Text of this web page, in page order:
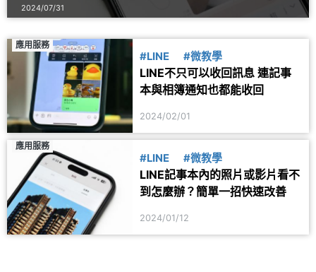
2024/07/31
應用服務
#LINE #微教學
LINE不只可以收回訊息 連記事
本與相簿通知也都能收回
2024/02/01
應用服務
#LINE #微教學
LINE記事本內的照片或影片看不
到怎麼辦？簡單一招快速改善
2024/01/12